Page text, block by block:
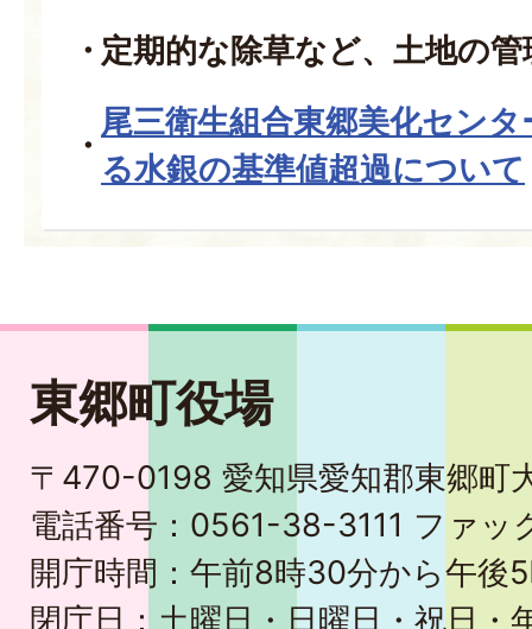
定期的な除草など、土地の
尾三衛生組合東郷美化セン
る水銀の基準値超過について
東郷町役場
〒470-0198 愛知県愛知郡東郷町
電話番号：0561-38-3111 ファ
開庁時間：午前8時30分から午後
閉庁日：土曜日・日曜日・祝日・